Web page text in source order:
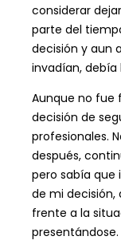
considerar
parte del
decisión y aun
invadían, debía
Aunque no fue
decisión de
profesionales.
después,
pero sabía
de mi decisión,
frente a la
presentándose.